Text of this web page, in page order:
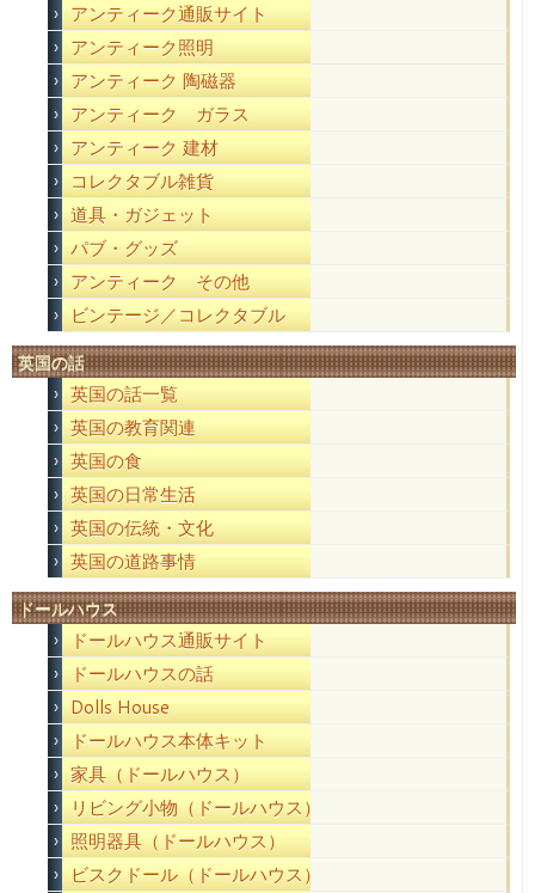
アンティーク通販サイト
アンティーク照明
アンティーク 陶磁器
アンティーク ガラス
アンティーク 建材
コレクタブル雑貨
道具・ガジェット
パブ・グッズ
アンティーク その他
ビンテージ／コレクタブル
英国の話
英国の話一覧
英国の教育関連
英国の食
英国の日常生活
英国の伝統・文化
英国の道路事情
ドールハウス
ドールハウス通販サイト
ドールハウスの話
Dolls House
ドールハウス本体キット
家具（ドールハウス）
リビング小物（ドールハウス）
照明器具（ドールハウス）
ビスクドール（ドールハウス）